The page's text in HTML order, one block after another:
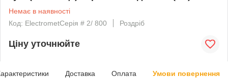
Немає в наявності
Код: ElectrometСерія # 2/ 800
Роздріб
Ціну уточнюйте
Доставка Оплата Умови повернення